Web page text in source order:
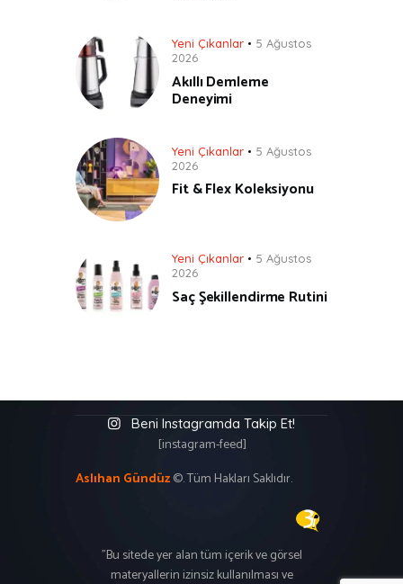
Yeni Çıkanlar
5 Ağustos
2026
Akıllı Demleme
Deneyimi
Yeni Çıkanlar
5 Ağustos
2026
Fit & Flex Koleksiyonu
Yeni Çıkanlar
5 Ağustos
2026
Saç Şekillendirme Rutini
Beni Instagramda Takip Et!
[instagram-feed]
Aslıhan Gündüz©. Tüm Hakları Saklıdır.
"Bu sitede yer alan tüm içerik ve görsel
materyallerin izinsiz kullanılması ve